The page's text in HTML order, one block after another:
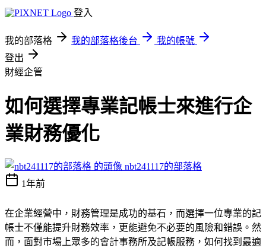
登入
我的部落格 我的部落格後台
我的帳號
登出
財經企管
如何選擇專業記帳士來進行企
業財務優化
nbt241117的部落格
1年前
在企業經營中，財務管理是成功的基石，而選擇一位專業的記
帳士不僅能提升財務效率，更能避免不必要的風險和錯誤。然
而，面對市場上眾多的會計事務所及記帳服務，如何找到最適